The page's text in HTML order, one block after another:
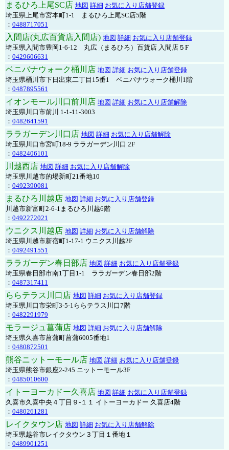
まるひろ上尾SC店 地図 詳細 お気に入り店舗登録
埼玉県上尾市宮本町1-1 まるひろ上尾SC店5階
： 0488717051
入間店(丸広百貨店入間店) 地図 詳細 お気に入り店舗登録
埼玉県入間市豊岡1-6-12 丸広（まるひろ）百貨店 入間店５F
： 0429606631
ベニバナウォーク桶川店 地図 詳細 お気に入り店舗登録
埼玉県桶川市下日出東二丁目15番1 ベニバナウォーク桶川1階
： 0487895561
イオンモール川口前川店 地図 詳細 お気に入り店舗解除
埼玉県川口市前川 1-1-11-3003
： 0482641591
ララガーデン川口店 地図 詳細 お気に入り店舗解除
埼玉県川口市宮町18-9 ララガーデン川口 2F
： 0482406101
川越西店 地図 詳細 お気に入り店舗解除
埼玉県川越市的場新町21番地10
： 0492390081
まるひろ川越店 地図 詳細 お気に入り店舗登録
川越市新富町2-6-1まるひろ川越6階
： 0492272021
ウニクス川越店 地図 詳細 お気に入り店舗解除
埼玉県川越市新宿町1-17-1 ウニクス川越2F
： 0492491551
ララガーデン春日部店 地図 詳細 お気に入り店舗登録
埼玉県春日部市南1丁目1-1 ララガーデン春日部2階
： 0487317411
ららテラス川口店 地図 詳細 お気に入り店舗登録
埼玉県川口市栄町3-5-1ららテラス川口7階
： 0482291979
モラージュ菖蒲店 地図 詳細 お気に入り店舗解除
埼玉県久喜市菖蒲町菖蒲6005番地1
： 0480872501
熊谷ニットーモール店 地図 詳細 お気に入り店舗登録
埼玉県熊谷市銀座2-245 ニットーモール3F
： 0485010600
イトーヨーカドー久喜店 地図 詳細 お気に入り店舗登録
久喜市久喜中央４丁目９-１１ イトーヨーカドー 久喜店4階
： 0480261281
レイクタウン店 地図 詳細 お気に入り店舗解除
埼玉県越谷市レイクタウン３丁目１番地１
： 0489901251